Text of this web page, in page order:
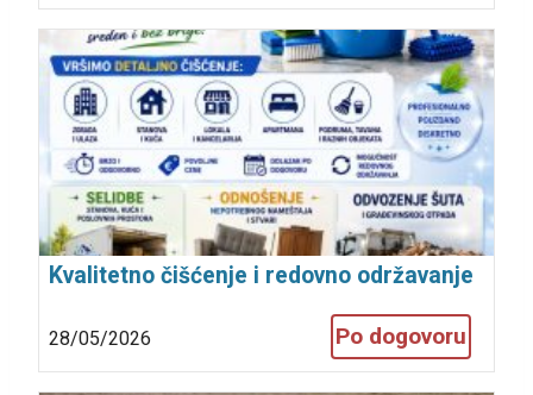
Kvalitetno čišćenje i redovno održavanje
kao i selidbe i odvoženje šuta i
nameštaja
28/05/2026 Po dogovoru